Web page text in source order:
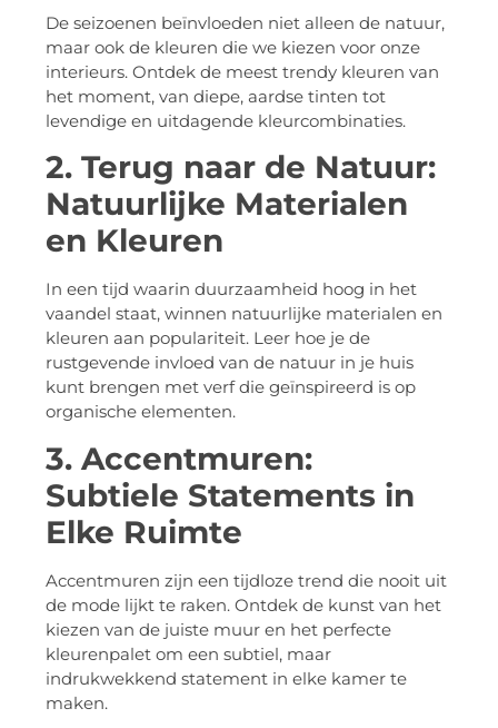
De seizoenen beïnvloeden niet alleen de natuur,
maar ook de kleuren die we kiezen voor onze
interieurs. Ontdek de meest trendy kleuren van
het moment, van diepe, aardse tinten tot
levendige en uitdagende kleurcombinaties.
2. Terug naar de Natuur:
Natuurlijke Materialen
en Kleuren
In een tijd waarin duurzaamheid hoog in het
vaandel staat, winnen natuurlijke materialen en
kleuren aan populariteit. Leer hoe je de
rustgevende invloed van de natuur in je huis
kunt brengen met verf die geïnspireerd is op
organische elementen.
3. Accentmuren:
Subtiele Statements in
Elke Ruimte
Accentmuren zijn een tijdloze trend die nooit uit
de mode lijkt te raken. Ontdek de kunst van het
kiezen van de juiste muur en het perfecte
kleurenpalet om een subtiel, maar
indrukwekkend statement in elke kamer te
maken.